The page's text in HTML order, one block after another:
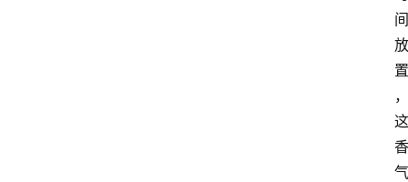
间
放
置
，
这
香
气